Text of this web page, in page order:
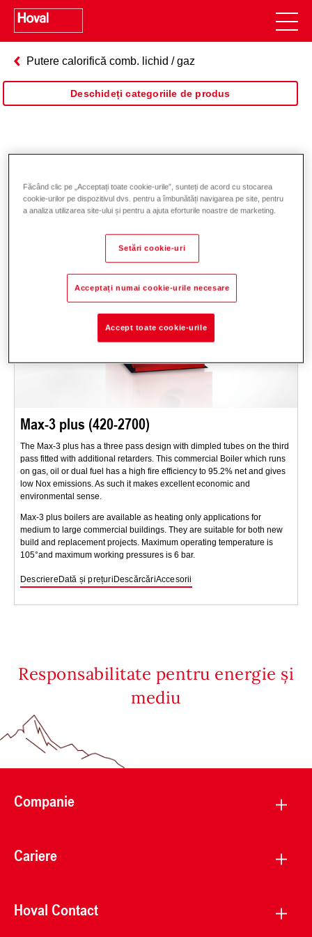
Putere calorifică comb. lichid / gaz
Deschideți categoriile de produs
Max-3 plus (420-2700)
The Max-3 plus has a three pass design with dimpled tubes on the third
pass fitted with additional retarders. This commercial Boiler which runs
on gas, oil or dual fuel has a high fire efficiency to 95.2% net and gives
low Nox emissions. As such it makes excellent economic and
environmental sense.
Max-3 plus boilers are available as heating only applications for
medium to large commercial buildings. They are suitable for both new
build and replacement projects. Maximum operating temperature is
105°and maximum working pressures is 6 bar.
Descriere Dată și prețuri DescărcăriAccesorii
Responsabilitate pentru energie și
mediu
Companie
Cariere
Hoval Contact
Făcând clic pe „Acceptați toate cookie-urile”, sunteți de acord cu stocarea
cookie-urilor pe dispozitivul dvs. pentru a îmbunătăți navigarea pe site, pentru
a analiza utilizarea site-ului și pentru a ajuta eforturile noastre de marketing.
Setări cookie-uri
Acceptați numai cookie-urile necesare
Accept toate cookie-urile